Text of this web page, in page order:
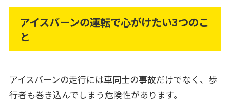
アイスバーンの運転で心がけたい3つのこ
と
アイスバーンの走行には車同士の事故だけでなく、歩
行者も巻き込んでしまう危険性があります。